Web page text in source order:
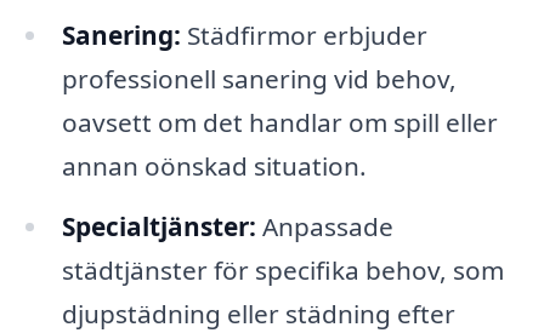
Sanering: Städfirmor erbjuder
professionell sanering vid behov,
oavsett om det handlar om spill eller
annan oönskad situation.
Specialtjänster: Anpassade
städtjänster för specifika behov, som
djupstädning eller städning efter